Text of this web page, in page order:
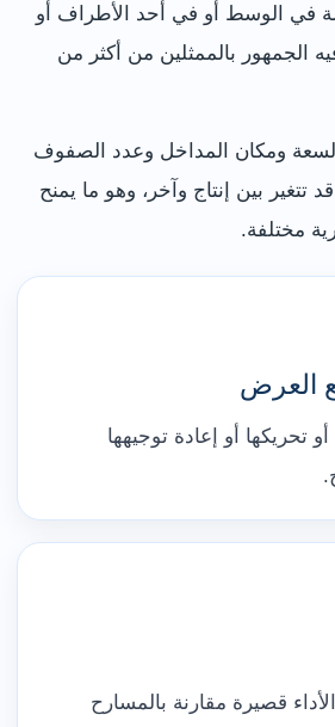
في الوسط أو في أحد الأطراف أو
الجمهور بالممثلين من أكثر من
ومكان المداخل وعدد الصفوف
تتغير بين إنتاج وآخر، وهو ما يمنح
مختلفة.
العرض
تحريكها أو إعادة توجيهها
قصيرة مقارنة بالمسارح